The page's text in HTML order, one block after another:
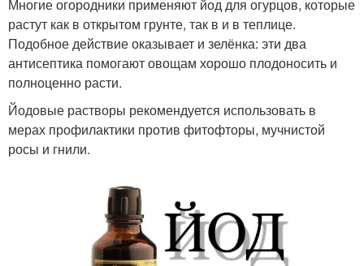
Многие огородники применяют йод для огурцов, которые
растут как в открытом грунте, так в и в теплице.
Подобное действие оказывает и зелёнка: эти два
антисептика помогают овощам хорошо плодоносить и
полноценно расти.
Йодовые растворы рекомендуется использовать в
мерах профилактики против фитофторы, мучнистой
росы и гнили.